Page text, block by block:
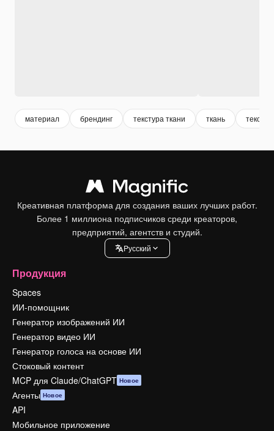
материал брендинг текстура ткани ткань
Креативная платформа для создания ваших лучших работ.
Более 1 миллиона подписчиков среди креаторов,
предприятий, агентств и студий.
Pусский
Продукция
Spaces
ИИ-помощник
Генератор изображений ИИ
Генератор видео ИИ
Генератор голоса на основе ИИ
Стоковый контент
MCP для Claude/ChatGPT Новое
Агенты Новое
API
Мобильное приложение